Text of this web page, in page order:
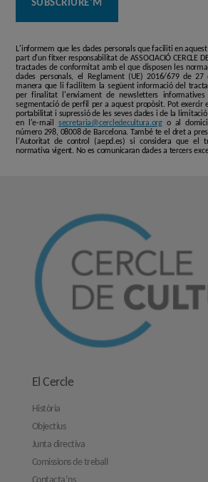
L'informem que les dades personals que faciliti en
part d'un fitxer responsabilitat de ASSOCIACIÓ CERCLE
tractades de conformitat amb el que disposen les
dades personals, el Reglament (UE) 2016/679 de 27
manera que li facilitem la següent informació del
per finalitat l'enviament de newsletters
segmentació de perfil per a aquest propòsit. Pot exercir
portabilitat i supressió de les seves dades i de la
en l'e-mail secretaria@cercledecultura.orgo al
número 298, 08008 de Barcelona. També te el dret a
l'Autoritat de control (aepd.es) si considera que el
normativa vigent. No es comunicaran dades a tercers
El Cercle
Història
Objectius
Junta directiva
Comissions de treball